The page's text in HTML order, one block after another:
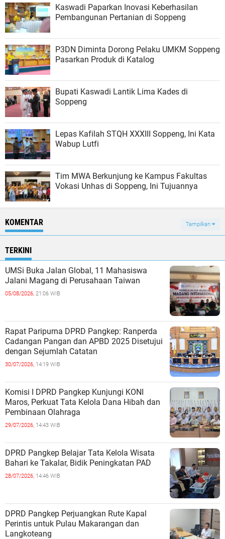
Kaswadi Paparkan Inovasi Keberhasilan
Pembangunan Pertanian di Soppeng
P3DN Diminta Dorong Pelaku UMKM Soppeng
Pasarkan Produk di Katalog
Bupati Kaswadi Lantik Lima Kades di
Soppeng
Lepas Kafilah STQH XXXIII Soppeng, Ini Kata
Wabup Lutfi
Tim MWA Berkunjung ke Kampus Fakultas
Vokasi Unhas di Soppeng, Ini Tujuannya
KOMENTAR Tampilkan
TERKINI
UMSi Buka Jalan Global, 11 Mahasiswa
Jalani Magang di Perusahaan Taiwan
05/08/2026, 21:06 WIB
Rapat Paripurna DPRD Pangkep: Ranperda
Cadangan Pangan dan APBD 2025 Disetujui
dengan Sejumlah Catatan
30/07/2026, 14:19 WIB
Komisi I DPRD Pangkep Kunjungi KONI
Maros, Perkuat Tata Kelola Dana Hibah dan
Pembinaan Olahraga
29/07/2026, 14:43 WIB
DPRD Pangkep Belajar Tata Kelola Wisata
Bahari ke Takalar, Bidik Peningkatan PAD
28/07/2026, 14:46 WIB
DPRD Pangkep Perjuangkan Rute Kapal
Perintis untuk Pulau Makarangan dan
Langkoteang